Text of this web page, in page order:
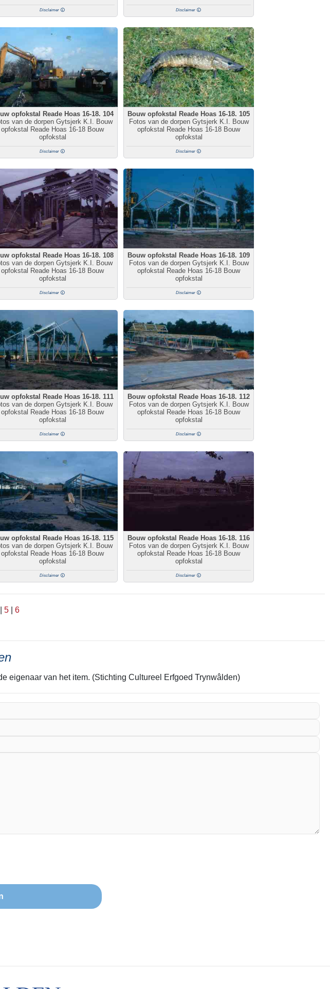
Disclaimer Disclaimer
opfokstal Reade Hoas 16-18. 104
van de dorpen Gytsjerk K.I. Bouw
opfokstal Reade Hoas 16-18 Bouw
opfokstal
Disclaimer
Bouw opfokstal Reade Hoas 16-18. 105
Fotos van de dorpen Gytsjerk K.I. Bouw
opfokstal Reade Hoas 16-18 Bouw
opfokstal
Disclaimer
opfokstal Reade Hoas 16-18. 108
van de dorpen Gytsjerk K.I. Bouw
opfokstal Reade Hoas 16-18 Bouw
opfokstal
Disclaimer
Bouw opfokstal Reade Hoas 16-18. 109
Fotos van de dorpen Gytsjerk K.I. Bouw
opfokstal Reade Hoas 16-18 Bouw
opfokstal
Disclaimer
opfokstal Reade Hoas 16-18. 111
van de dorpen Gytsjerk K.I. Bouw
opfokstal Reade Hoas 16-18 Bouw
opfokstal
Disclaimer
Bouw opfokstal Reade Hoas 16-18. 112
Fotos van de dorpen Gytsjerk K.I. Bouw
opfokstal Reade Hoas 16-18 Bouw
opfokstal
Disclaimer
opfokstal Reade Hoas 16-18. 115
van de dorpen Gytsjerk K.I. Bouw
opfokstal Reade Hoas 16-18 Bouw
opfokstal
Disclaimer
Bouw opfokstal Reade Hoas 16-18. 116
Fotos van de dorpen Gytsjerk K.I. Bouw
opfokstal Reade Hoas 16-18 Bouw
opfokstal
Disclaimer
5| 6
eigenaar van het item. (Stichting Cultureel Erfgoed Trynwâlden)